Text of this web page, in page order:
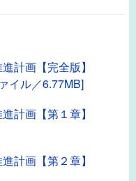
計画【完全版】
イル／6.77MB]
計画【第１章】
計画【第２章】